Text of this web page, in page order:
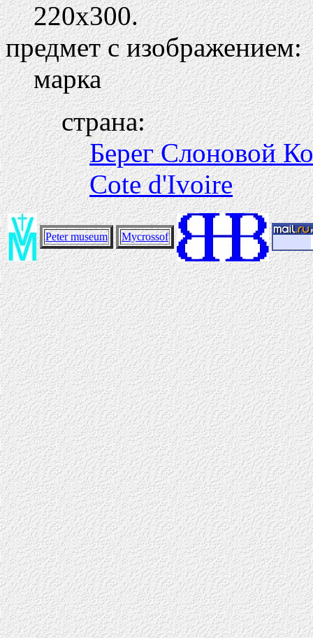
220х300.
предмет с изображением:
марка
страна:
Берег Слоновой
Cote d'Ivoire
Peter museum Mycrossof